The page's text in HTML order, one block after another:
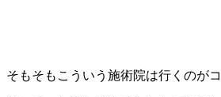
そもそもこういう施術院は行くのが